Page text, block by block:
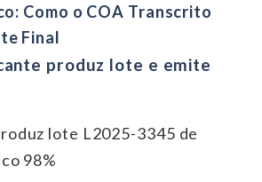
Como o COA Transcrito
Final
produz lote e emite
lote L2025-3345 de
98%